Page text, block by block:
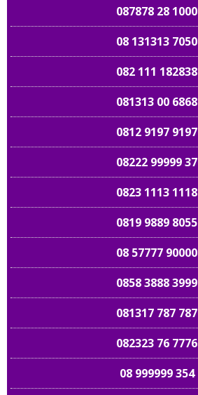
087878 28 1000
08 131313 7050
082 111 182838
081313 00 6868
0812 9197 9197
08222 99999 37
0823 1113 1118
0819 9889 8055
08 57777 90000
0858 3888 3999
081317 787 787
082323 76 7776
08 999999 354